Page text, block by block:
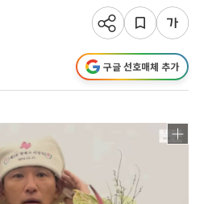
구글 선호매체 추가